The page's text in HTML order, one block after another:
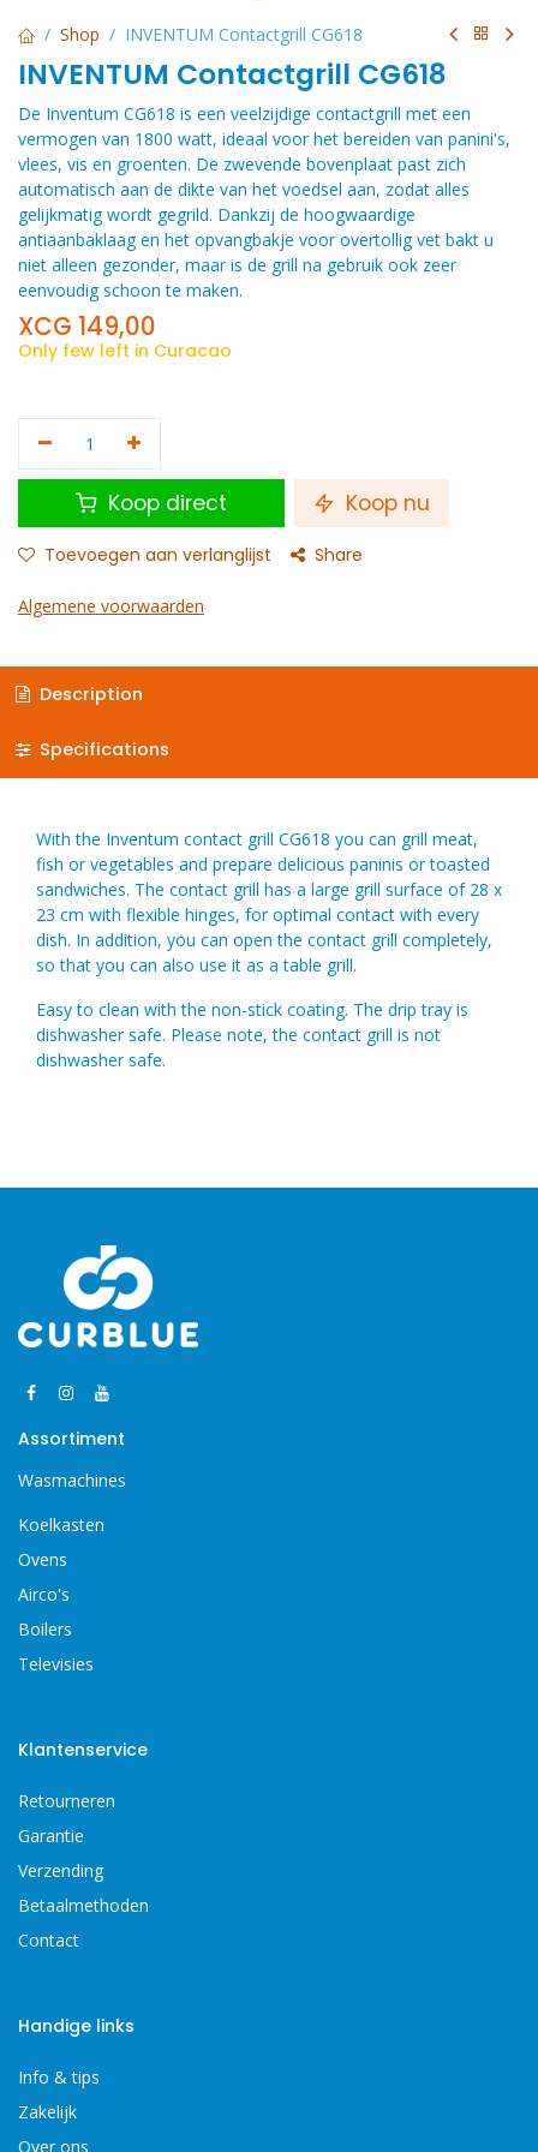
Shop INVENTUM Contactgrill CG618
INVENTUM Contactgrill CG618
De Inventum CG618 is een veelzijdige contactgrill met een
vermogen van 1800 watt, ideaal voor het bereiden van panini's,
vlees, vis en groenten. De zwevende bovenplaat past zich
automatisch aan de dikte van het voedsel aan, zodat alles
gelijkmatig wordt gegrild. Dankzij de hoogwaardige
antiaanbaklaag en het opvangbakje voor overtollig vet bakt u
niet alleen gezonder, maar is de grill na gebruik ook zeer
eenvoudig schoon te maken.
XCG 149,00
Only few left in Curacao
Koop direct Koop nu
Toevoegen aan verlanglijst Share
Algemene voorwaarden
Description
Specifications
With the Inventum contact grill CG618 you can grill meat,
fish or vegetables and prepare delicious paninis or toasted
sandwiches. The contact grill has a large grill surface of 28 x
23 cm with flexible hinges, for optimal contact with every
dish. In addition, you can open the contact grill completely,
so that you can also use it as a table grill.​
Easy to clean with the non-stick coating. The drip tray is
dishwasher safe. Please note, the contact grill is not
dishwasher safe.
Assortiment
Wasmachines
Koelkasten
Ovens
Airco's
Boilers
Televisies
Klantenservice
Retourneren
Garantie
Verzending
Betaalmethoden
Contact
Handige links
Info & tips
Zakelijk
Over ons